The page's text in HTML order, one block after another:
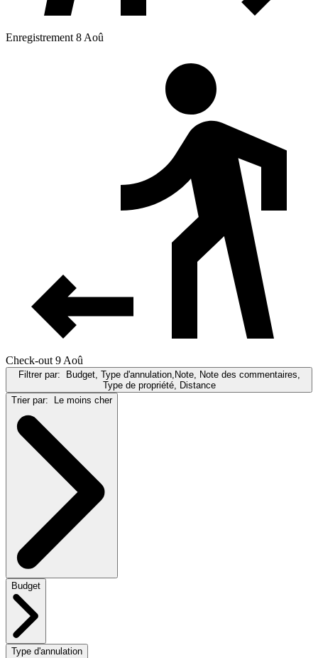
Enregistrement 8 Aoû
Check-out 9 Aoû
Filtrer par:
Budget, Type d'annulation,Note, Note des commentaires,
Type de propriété, Distance
Trier par:
Le moins cher
Budget
Type d'annulation